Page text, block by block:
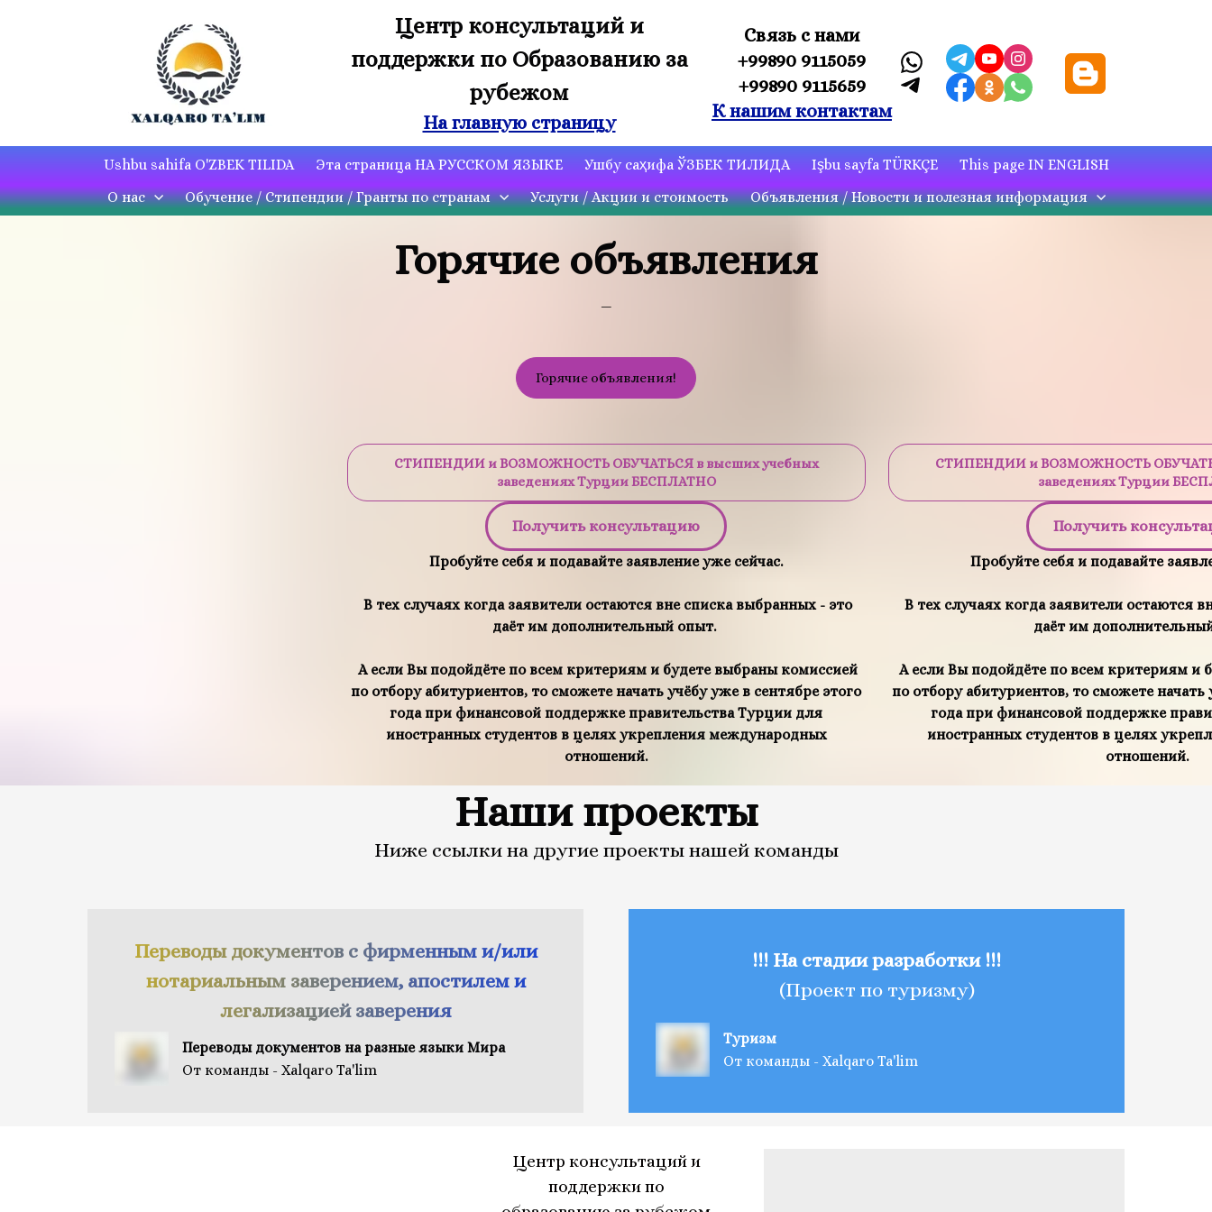
Центр консультаций и
поддержки по Образованию за
рубежом
На главную страницу
Связь с нами
+99890 9115059
+99890 9115659
К нашим контактам
Ushbu sahifa O'ZBEK TILIDA Эта страница НА РУССКОМ ЯЗЫКЕ Ушбу саҳифа ЎЗБЕК ТИЛИДА Işbu sayfa TÜRKÇE
This page IN ENGLISH
О нас
Обучение / Стипендии / Гранты по странам Услуги / Акции и стоимость Объявления / Новости и полезная информация
Горячие объявления
Горячие объявления!
СТИПЕНДИИ и ВОЗМОЖНОСТЬ ОБУЧАТЬСЯ в высших учебных
заведениях Турции БЕСПЛАТНО
Получить консультацию
Пробуйте себя и подавайте заявление уже сейчас.
В тех случаях когда заявители остаются вне списка выбранных - это
даёт им дополнительный опыт.
А если Вы подойдёте по всем критериям и будете выбраны комиссией
по отбору абитуриентов, то сможете начать учёбу уже в сентябре этого
года при финансовой поддержке правительства Турции для
иностранных студентов в целях укрепления международных
отношений.
СТИПЕНДИИ и ВОЗМОЖНОСТЬ
заведениях Турции
Получить
Пробуйте себя и подавайте
В тех случаях когда заявители остаются
даёт им
А если Вы подойдёте по всем критериям и
по отбору абитуриентов, то сможете начать
года при финансовой поддержке
иностранных студентов в целях
отношений.
Наши проекты
Ниже ссылки на другие проекты нашей команды
Переводы документов с фирменным и/или
нотариальным заверением, апостилем и
легализацией заверения
Переводы документов на разные языки Мира
От команды - Xalqaro Ta'lim
!!! На стадии разработки !!!
(Проект по туризму)
Туризм
От команды - Xalqaro Ta'lim
Центр консультаций и
поддержки по